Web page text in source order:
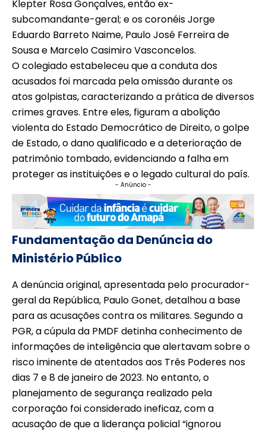
Klepter Rosa Gonçalves, então ex-
subcomandante-geral; e os coronéis Jorge
Eduardo Barreto Naime, Paulo José Ferreira de
Sousa e Marcelo Casimiro Vasconcelos.
O colegiado estabeleceu que a conduta dos
acusados foi marcada pela omissão durante os
atos golpistas, caracterizando a prática de diversos
crimes graves. Entre eles, figuram a abolição
violenta do Estado Democrático de Direito, o golpe
de Estado, o dano qualificado e a deterioração de
patrimônio tombado, evidenciando a falha em
proteger as instituições e o legado cultural do país.
- Anúncio -
Fundamentação da Denúncia do
Ministério Público
A denúncia original, apresentada pelo procurador-
geral da República, Paulo Gonet, detalhou a base
para as acusações contra os militares. Segundo a
PGR, a cúpula da PMDF detinha conhecimento de
informações de inteligência que alertavam sobre o
risco iminente de atentados aos Três Poderes nos
dias 7 e 8 de janeiro de 2023. No entanto, o
planejamento de segurança realizado pela
corporação foi considerado ineficaz, com a
acusação de que a liderança policial “ignorou